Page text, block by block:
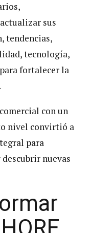
sus
tendencias,
tecnología,
fortalecer la
con un
nivel convirtió a
para
nuevas